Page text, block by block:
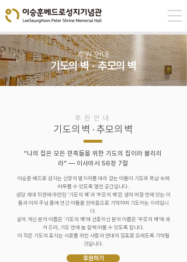
후원 안내
기도의 벽 · 추모의 벽
후원안내
기도의 벽 · 추모의 벽
“나의 집은 모든 민족들을 위한 기도의 집이라 불리리
라” ― 이사야서 56장 7절
이승훈 베드로 성지는 신앙의 발자취를 따라 걷는 이들이 기도와 묵상 속에
머무를 수 있도록 열린 공간입니다.
성당 제대 뒤편에 마련된 ‘기도의 벽’과 ‘추모의 벽’은 생의 여정 안에 있는 이
들과 이미 주님 품에 안긴 이들을 한마음으로 기억하며 기도하는 자리입니
다.
살아 계신 분의 이름은 ‘기도의 벽’에 선종하신 분의 이름은 ‘추모의 벽’에 새
겨 드려, 기도 안에 늘 함께 머물 수 있도록 합니다.
이 작은 기도의 표지는 서로를 위한 사랑과 연대의 징표로 오래도록 기억될
것입니다.
후원하기